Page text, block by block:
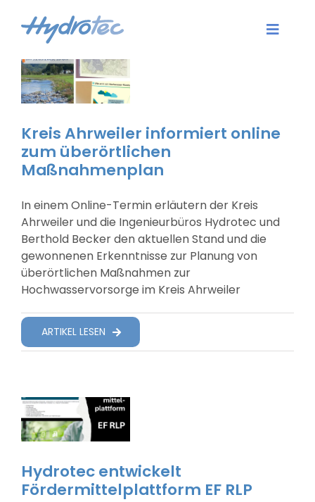
Inhalt
springen
Toggle
Aktuelles
Software
Karriere
Unternehmen
Kontakt
Login
Suche Nach:
Kreis Ahrweiler informiert online
zum überörtlichen
Maßnahmenplan
In einem Online-Termin erläutern der Kreis
Ahrweiler und die Ingenieurbüros Hydrotec und
Berthold Becker den aktuellen Stand und die
gewonnenen Erkenntnisse zur Planung von
überörtlichen Maßnahmen zur
Hochwasservorsorge im Kreis Ahrweiler
ARTIKEL LESEN
Hydrotec entwickelt
Fördermittelplattform EF RLP